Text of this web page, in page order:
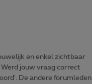
en enkel zichtbaar
jouw vraag correct
De andere forumleden